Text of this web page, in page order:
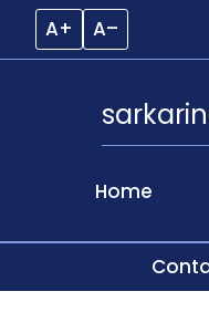
A+ A–
Home